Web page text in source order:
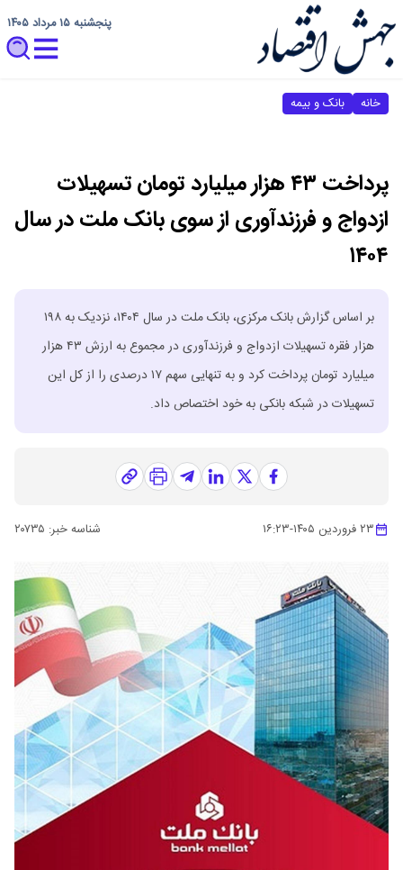
پنجشنبه ۱۵ مرداد ۱۴۰۵
خانه بانک و بیمه
پرداخت ۴۳ هزار میلیارد تومان تسهیلات
ازدواج و فرزندآوری از سوی بانک ملت در سال
۱۴۰۴
بر اساس گزارش بانک مرکزی، بانک ملت در سال ۱۴۰۴، نزدیک به ۱۹۸
هزار فقره تسهیلات ازدواج و فرزندآوری در مجموع به ارزش ۴۳ هزار
میلیارد تومان پرداخت کرد و به تنهایی سهم ۱۷ درصدی را از کل این
تسهیلات در شبکه بانکی به خود اختصاص داد.
۲۳ فروردین ۱۴۰۵ -۱۶:۲۳ شناسه خبر: ۲۰۷۳۵